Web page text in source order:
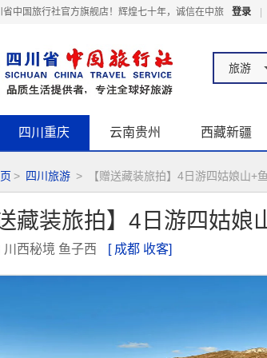
省中国旅行社官方旗舰店！辉煌七十年，诚信在中旅 登录
旅游
四川重庆 云南贵州 西藏新疆
> 四川旅游 > 【赠送藏装旅拍】4日游四姑娘山+
送藏装旅拍】4日游四姑
川西秘境 鱼子西 [ 成都 收客]